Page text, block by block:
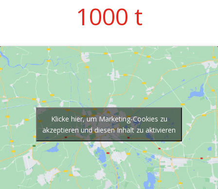
1000 t
Klicke hier, um Marketing-Cookies zu
akzeptieren und diesen Inhalt zu aktivieren